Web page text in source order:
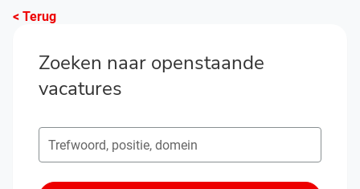
< Terug
Zoeken naar openstaande
vacatures
Zoeken naar open posities